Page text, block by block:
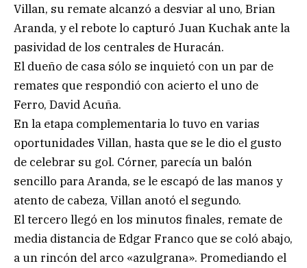
Villan, su remate alcanzó a desviar al uno, Brian
Aranda, y el rebote lo capturó Juan Kuchak ante la
pasividad de los centrales de Huracán.
El dueño de casa sólo se inquietó con un par de
remates que respondió con acierto el uno de
Ferro, David Acuña.
En la etapa complementaria lo tuvo en varias
oportunidades Villan, hasta que se le dio el gusto
de celebrar su gol. Córner, parecía un balón
sencillo para Aranda, se le escapó de las manos y
atento de cabeza, Villan anotó el segundo.
El tercero llegó en los minutos finales, remate de
media distancia de Edgar Franco que se coló abajo,
a un rincón del arco «azulgrana». Promediando el